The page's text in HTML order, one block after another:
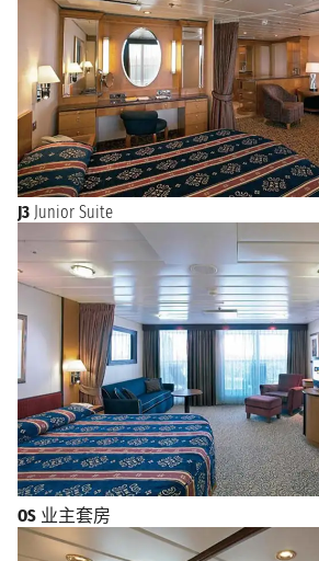
J3 Junior Suite
OS 业主套房